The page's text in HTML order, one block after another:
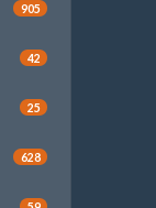
905
42
25
628